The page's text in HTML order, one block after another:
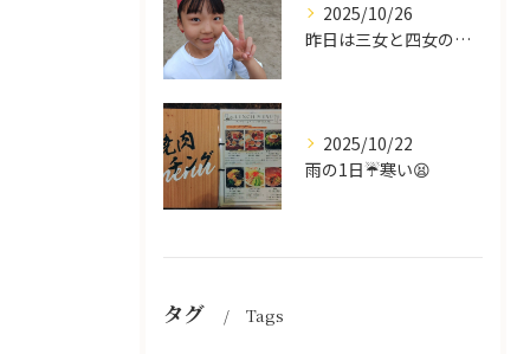
2025/10/26
昨日は三女と四女の運動会🥰
2025/10/22
雨の1日☔寒い😫
タグ Tags